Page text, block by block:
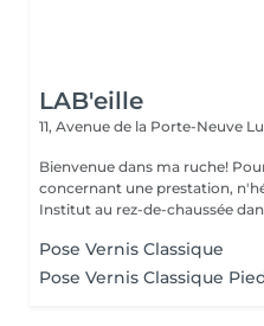
LAB'eille
11, Avenue de la Porte-Neuve
Bienvenue dans ma ruche!
concernant une prestation,
Institut au rez-de-chaussée
Pose Vernis Classique
Pose Vernis Classique